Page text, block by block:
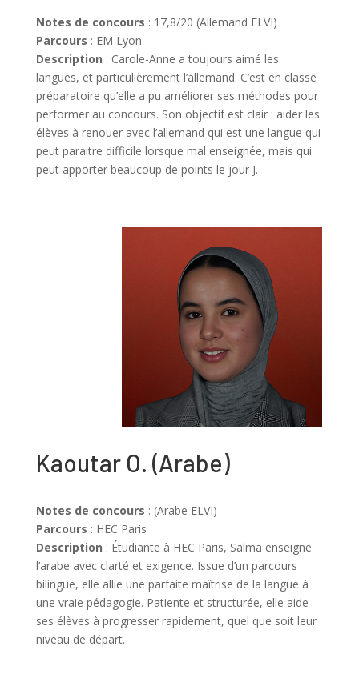
Notes de concours : 17,8/20 (Allemand ELVI)
Parcours : EM Lyon
Description : Carole-Anne a toujours aimé les
langues, et particulièrement l’allemand. C’est en classe
préparatoire qu’elle a pu améliorer ses méthodes pour
performer au concours. Son objectif est clair : aider les
élèves à renouer avec l’allemand qui est une langue qui
peut paraitre difficile lorsque mal enseignée, mais qui
peut apporter beaucoup de points le jour J.
Kaoutar O. (Arabe)
Notes de concours : (Arabe ELVI)
Parcours : HEC Paris
Description : Étudiante à HEC Paris, Salma enseigne
l’arabe avec clarté et exigence. Issue d’un parcours
bilingue, elle allie une parfaite maîtrise de la langue à
une vraie pédagogie. Patiente et structurée, elle aide
ses élèves à progresser rapidement, quel que soit leur
niveau de départ.